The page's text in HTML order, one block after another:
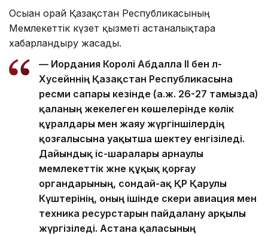
Осыған орай Қазақстан Республикасының
Мемлекеттік күзет қызметі астаналықтарға
хабарландыру жасады.
— Иордания Королі Абдалла II бен әл-
Хусейннің Қазақстан Республикасына
ресми сапары кезінде (а.ж. 26-27 тамызда)
қаланың жекелеген көшелерінде көлік
құралдары мен жаяу жүргіншілердің
қозғалысына уақытша шектеу енгізіледі.
Дайындық іс-шаралары арнаулы
мемлекеттік және құқық қорғау
органдарының, сондай-ақ ҚР Қарулы
Күштерінің, оның ішінде әскери авиация мен
техника ресурстарын пайдалану арқылы
жүргізіледі. Астана қаласының